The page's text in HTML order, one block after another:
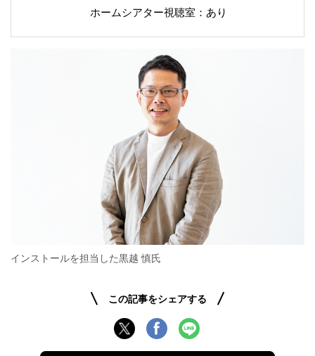
ホームシアター視聴室：あり
インストールを担当した黒越 慎氏
この記事をシェアする